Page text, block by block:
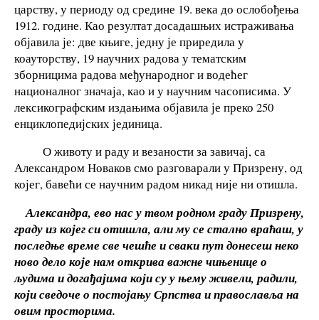
царству, у периоду од средине 19. века до ослобођења
1912. године. Као резултат досадашњих истраживања
објавила је: две књиге, једну је приредила у
коауторству, 19 научних радова у тематским
зборницима радова међународног и водећег
националног значаја, као и у научним часописима. У
лексикографским издањима објавила је преко 250
енциклопедијских јединица.
О животу и раду и везаности за завичај, са
Александром Новаков смо разговарали у Призрену, од
којег, бавећи се научним радом никад није ни отишла.
Александра, ево нас у твом родном граду Призрену,
граду из којег си отишла, али му се стално враћаш, у
последње време све чешће и сваки пут донесеш неко
ново дело које нам открива важне чињенице о
људима и догађајима који су у њему живели, радили,
који сведоче о постојању Српства и православља на
овим просторима.